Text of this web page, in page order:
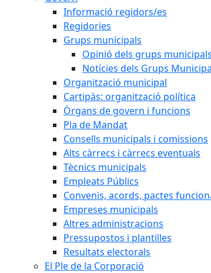
Informació regidors/es
Regidories
Grups municipals
Opinió dels grups municipals
Notícies dels Grups
Organització municipal
Cartipàs: organització política
Òrgans de govern i funcions
Pla de Mandat
Consells municipals i comissions
Alts càrrecs i càrrecs eventuals
Tècnics municipals
Empleats Públics
Convenis, acords, pactes
Empreses municipals
Altres administracions
Pressupostos i plantilles
Resultats electorals
El Ple de la Corporació